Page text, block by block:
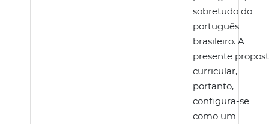
sobretudo do
português
brasileiro. A
presente
curricular,
portanto,
configura-se
como um